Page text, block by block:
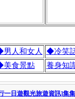
人和女人
◆冷笑
食景點 養身知
一日遊觀光旅遊資訊]集